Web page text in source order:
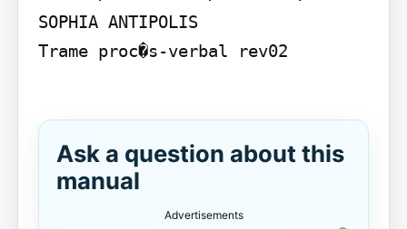
SOPHIA ANTIPOLIS
Trame proc�s-verbal rev02
Ask a question about this
manual
Advertisements